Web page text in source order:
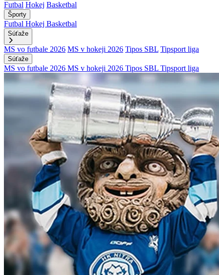
Futbal Hokej Basketbal
Športy
Futbal Hokej Basketbal
Súťaže
MS vo futbale 2026 MS v hokeji 2026 Tipos SBL Tipsport liga
Súťaže
MS vo futbale 2026 MS v hokeji 2026 Tipos SBL Tipsport liga